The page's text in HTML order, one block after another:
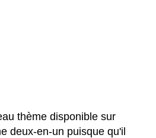
thème disponible sur
deux-en-un puisque qu'il